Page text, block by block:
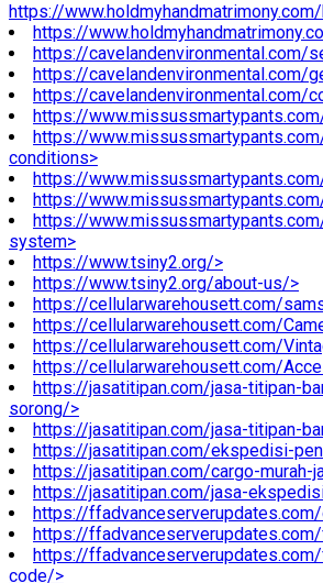
https://
https://
https://cavelandenvironmental.com/
https://cavelandenvironmental.com/
https://cavelandenvironmental.com/
https://
https://
conditions>
https://
https://
https://
system>
https://www.tsiny2.org/>
https://www.tsiny2.org/about-us/>
https://cellularwarehousett.com/
https://cellularwarehousett.com/
https://cellularwarehousett.com/
https://cellularwarehousett.com/
https://jasatitipan.com/jasa-titipan-
sorong/>
https://jasatitipan.com/jasa-titipan-
https://jasatitipan.com/ekspedisi-
https://jasatitipan.com/cargo-murah-
https://jasatitipan.com/jasa-
https://
https://
https://
code/>